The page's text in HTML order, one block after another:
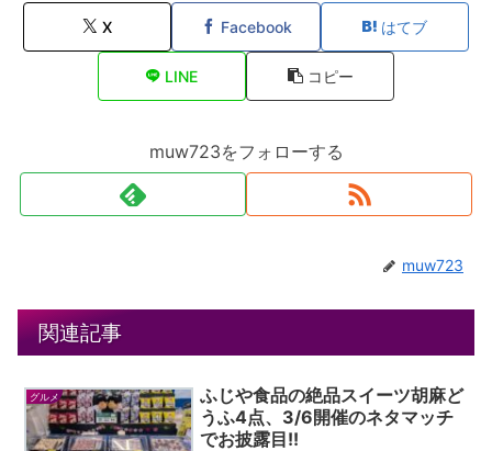
X Facebook はてブ
LINE コピー
muw723をフォローする
muw723
関連記事
グルメ
ふじや食品の絶品スイーツ胡麻ど
うふ4点、3/6開催のネタマッチ
でお披露目!!